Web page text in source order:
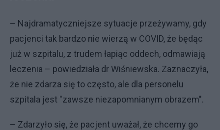
– Najdramatyczniejsze sytuacje przeżywamy, gdy
pacjenci tak bardzo nie wierzą w COVID, że będąc
już w szpitalu, z trudem łapiąc oddech, odmawiają
leczenia – powiedziała dr Wiśniewska. Zaznaczyła,
że nie zdarza się to często, ale dla personelu
szpitala jest "zawsze niezapomnianym obrazem".
– Zdarzyło się, że pacjent uważał, że chcemy go